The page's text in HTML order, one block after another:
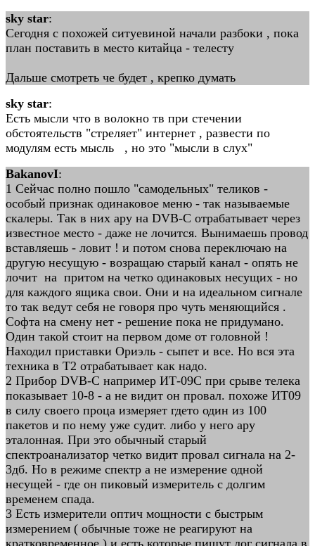
sky star:
Сегодня с похожей ситуевиной начали разбоки , пока
план поставить в место китайца - телесту
Дальше смотреть че будет , крепко думать
sky star:
Есть мысли что в волокно тв при стечении
обстоятельств "стреляет" интернет , развести по
модулям есть мысль , но это "мысли в слух"
BakanovI:
1 Сейчас полно пошло "самодельных" теликов -
особый признак одинаковое меню - так называемые
скалеры. Так в них ару на DVB-C отрабатывает через
известное место - даже не лочится. Вынимаешь провод
вставляешь - ловит ! и потом снова переключаю на
другую несущую - возращаю старый канал - опять не
лочит на притом на четко одинаковых несущих - но
для каждого ящика свои. Они и на идеальном сигнале
то так ведут себя не говоря про чуть меняющийся .
Софта на смену нет - решение пока не придумано.
Один такой стоит на первом доме от головной !
Находил приставки Ориэль - сыпет и все. Но вся эта
техника в Т2 отрабатывает как надо.
2 Прибор DVB-C например ИТ-09С при срыве телека
показывает 10-8 - а не видит он провал. похоже ИТ09
в силу своего проца измеряет гдето один из 100
пакетов и по нему уже судит. либо у него ару
эталонная. При это обычный старый
спектроанализатор четко видит провал сигнала на 2-
3дб. Но в режиме спектр а не измерение одной
несущей - где он пиковый измеритель с долгим
временем спада.
3 Есть измерители оптич мощности с быстрым
измерением ( обычные тоже не реагируют на
кратковременное ) и есть которые пишут лог сигнала в